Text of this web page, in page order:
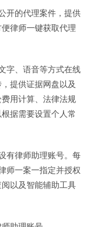
开的代理案件，提供
律师一键获取代理
字、语音等方式在线
提供证据网盘以及
用计算、法律法规
据需要设置个人常
有律师助理账号。每
师一案一指定并授权
以及智能辅助工具